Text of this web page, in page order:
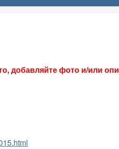
добавляйте фото и/или